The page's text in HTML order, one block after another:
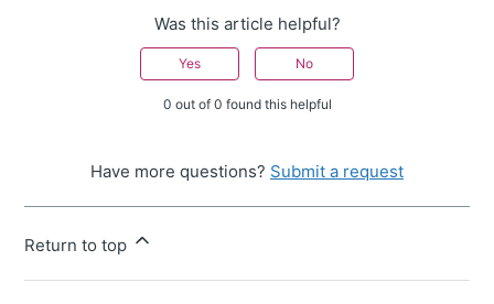
Was this article helpful?
Yes No
0 out of 0 found this helpful
Have more questions? Submit a request
Return to top